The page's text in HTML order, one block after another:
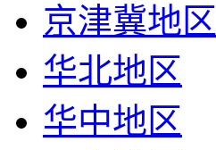
京津冀地区
华北地区
华中地区